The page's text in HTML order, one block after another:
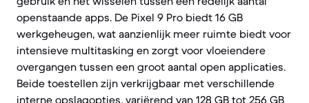
openstaande apps. De Pixel 9 Pro biedt 16 GB
werkgeheugen, wat aanzienlijk meer ruimte biedt voor
intensieve multitasking en zorgt voor vloeiendere
overgangen tussen een groot aantal open applicaties.
Beide toestellen zijn verkrijgbaar met verschillende
interne opslagopties, variërend van 128 GB tot 256 GB